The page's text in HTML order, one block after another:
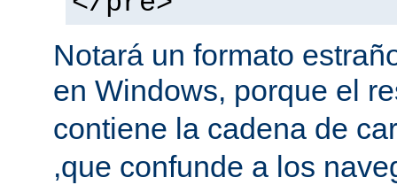
Notará un formato
en Windows, porque el
contiene la cadena de
,que confunde a los